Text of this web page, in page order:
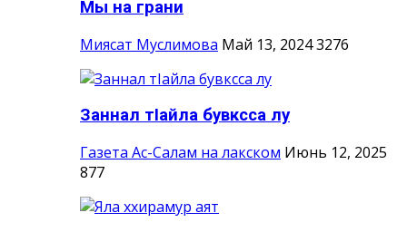
Мы на грани
Миясат Муслимова Май 13, 20243276
Заннал тIайла бувксса лу
Газета Ас-Салам на лакском Июнь 12, 2025
877